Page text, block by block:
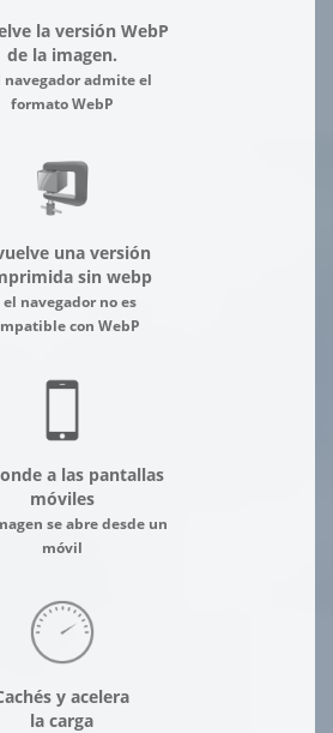
la versión WebP
de la imagen.
navegador admite el
formato WebP
una versión
sin webp
el navegador no es
con WebP
a las pantallas
móviles
se abre desde un
móvil
y acelera
la carga